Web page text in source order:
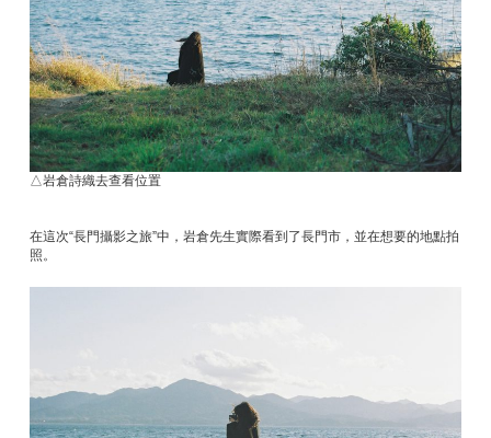
△岩倉詩織去查看位置
在這次“長門攝影之旅”中，岩倉先生實際看到了長門市，並在想要的地點拍
照。